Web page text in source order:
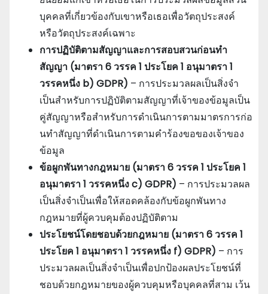
บุคคลที่เกี่ยวข้องกับเขาหรือเธอเพื่อวัตถุประสงค์
หรือวัตถุประสงค์เฉพาะ
การปฏิบัติตามสัญญาและการสอบสวนก่อนทํา
สัญญา (มาตรา 6 วรรค 1 ประโยค 1 อนุมาตรา 1
วรรคหนึ่ง b) GDPR) – การประมวลผลเป็นสิ่งจํา
เป็นสําหรับการปฏิบัติตามสัญญาที่เจ้าของข้อมูลเป็น
คู่สัญญาหรือสําหรับการดําเนินการตามมาตรการก่อ
นทําสัญญาที่ดําเนินการตามคําร้องขอของเจ้าของ
ข้อมูล
ข้อผูกพันทางกฎหมาย (มาตรา 6 วรรค 1 ประโยค 1
อนุมาตรา 1 วรรคหนึ่ง c) GDPR) – การประมวลผล
เป็นสิ่งจําเป็นเพื่อให้สอดคล้องกับข้อผูกพันทาง
กฎหมายที่ผู้ควบคุมต้องปฏิบัติตาม
ประโยชน์โดยชอบด้วยกฎหมาย (มาตรา 6 วรรค 1
ประโยค 1 อนุมาตรา 1 วรรคหนึ่ง f) GDPR) – การ
ประมวลผลเป็นสิ่งจําเป็นเพื่อปกป้องผลประโยชน์ที่
ชอบด้วยกฎหมายของผู้ควบคุมหรือบุคคลที่สาม เว้น